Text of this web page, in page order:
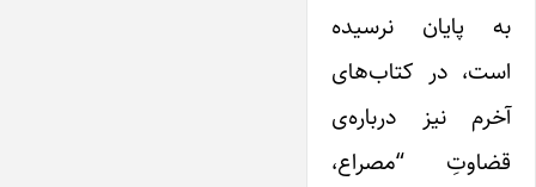
به پایان نرسیده
است، در کتاب‌های
آخرم نیز درباره‌ی
قضاوتِ “مصراع،